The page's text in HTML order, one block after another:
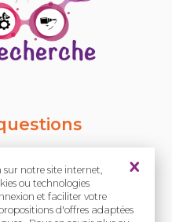
notre site internet,
ou technologies
et faciliter votre
d'offres adaptées